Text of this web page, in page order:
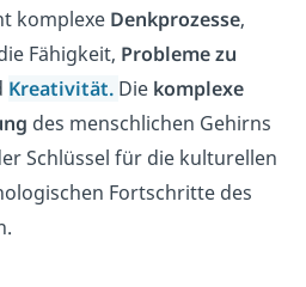
komplexe Denkprozesse,
Fähigkeit, Probleme zu
Kreativität. Die komplexe
des menschlichen Gehirns
Schlüssel für die kulturellen
Fortschritte des